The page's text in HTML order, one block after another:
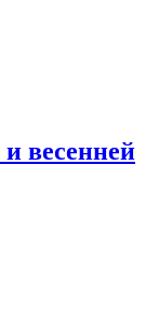
весенней